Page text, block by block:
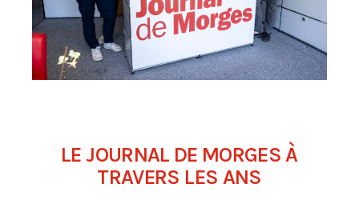
LE JOURNAL DE MORGES À
TRAVERS LES ANS